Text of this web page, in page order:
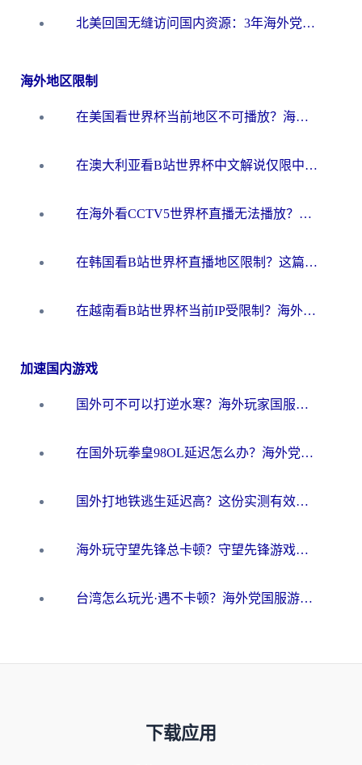
北美回国无缝访问国内资源：3年海外党亲测的加速器选择指南
海外地区限制
在美国看世界杯当前地区不可播放？海外党体育观赛终极指南来了！
在澳大利亚看B站世界杯中文解说仅限中国大陆？这篇指南帮你打破限制看遍赛事
在海外看CCTV5世界杯直播无法播放？这篇指南让你和国内球迷同步呐喊
在韩国看B站世界杯直播地区限制？这篇指南让你告别“当前地区不可播放”
在越南看B站世界杯当前IP受限制？海外党体育观赛终极指南来了
加速国内游戏
国外可不可以打逆水寒？海外玩家国服畅玩终极指南（附漫威荒野乱斗加速方案）
在国外玩拳皇98OL延迟怎么办？海外党亲测有效的低延迟指南
国外打地铁逃生延迟高？这份实测有效的低延迟指南帮你吃鸡
海外玩守望先锋总卡顿？守望先锋游戏加速器在哪里买&避坑指南（附欧洲非洲游戏实测）
台湾怎么玩光·遇不卡顿？海外党国服游戏加速终极攻略（附实测体验）
下载应用